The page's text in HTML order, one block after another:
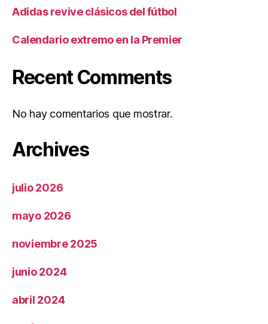
Adidas revive clásicos del fútbol
Calendario extremo en la Premier
Recent Comments
No hay comentarios que mostrar.
Archives
julio 2026
mayo 2026
noviembre 2025
junio 2024
abril 2024